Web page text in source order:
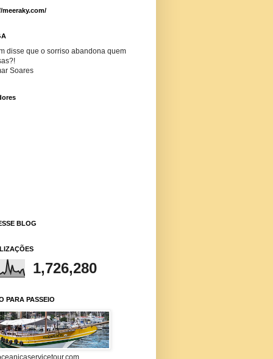
disse que o sorriso abandona quem
Soares
BLOG
1,726,280
PARA PASSEIO